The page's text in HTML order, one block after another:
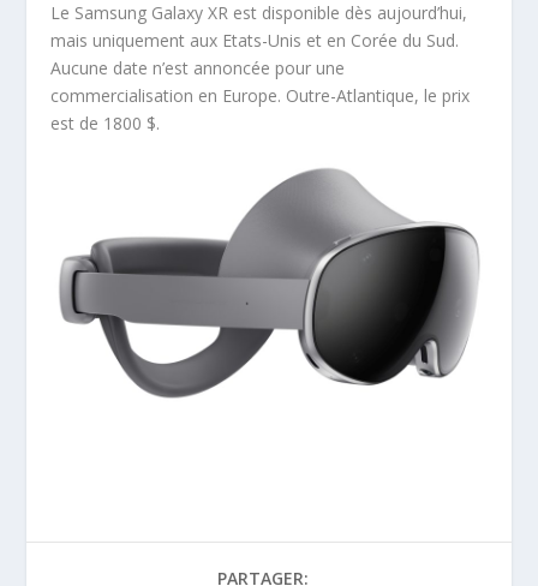
Le Samsung Galaxy XR est disponible dès aujourd’hui,
mais uniquement aux Etats-Unis et en Corée du Sud.
Aucune date n’est annoncée pour une
commercialisation en Europe. Outre-Atlantique, le prix
est de 1800 $.
PARTAGER: